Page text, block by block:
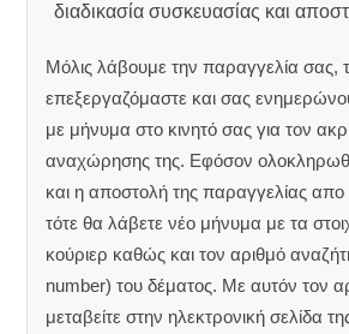
διαδικασία συσκευασίας και
Μόλις λάβουμε την παραγγελία σας,
επεξεργαζόμαστε και σας
με μήνυμα στο κινητό σας για τον
αναχώρησης της. Εφόσον
και η αποστολή της παραγγελίας
τότε θα λάβετε νέο μήνυμα με τα
κούριερ καθώς και τον αριθμό
number) του δέματος. Με αυτόν τον
μεταβείτε στην ηλεκτρονική σελίδα